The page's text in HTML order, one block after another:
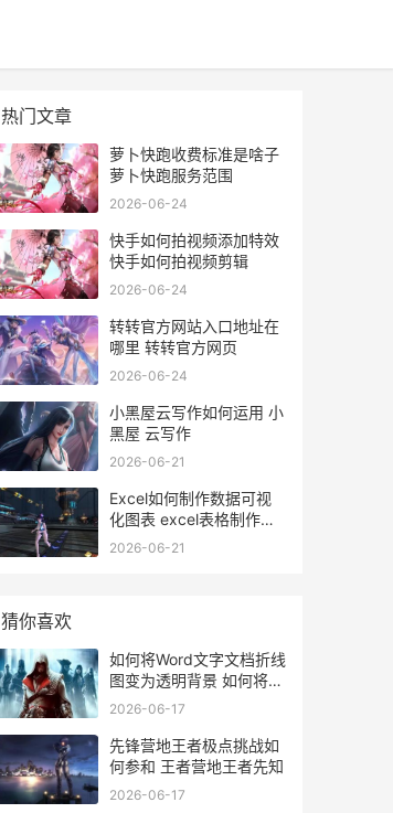
热门文章
萝卜快跑收费标准是啥子
萝卜快跑服务范围
2026-06-24
快手如何拍视频添加特效
快手如何拍视频剪辑
2026-06-24
转转官方网站入口地址在
哪里 转转官方网页
2026-06-24
小黑屋云写作如何运用 小
黑屋 云写作
2026-06-21
Excel如何制作数据可视
化图表 excel表格制作怎
么弄数字
2026-06-21
猜你喜欢
如何将Word文字文档折线
图变为透明背景 如何将
word文字置于中心
2026-06-17
先锋营地王者极点挑战如
何参和 王者营地王者先知
2026-06-17